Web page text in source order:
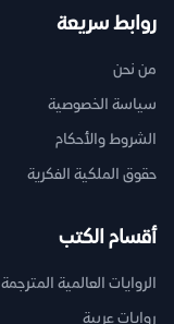
روابط سريعة
من نحن
سياسة الخصوصية
الشروط والأحكام
حقوق الملكية الفكرية
أقسام الكتب
الروايات العالمية المترجمة
روايات عربية